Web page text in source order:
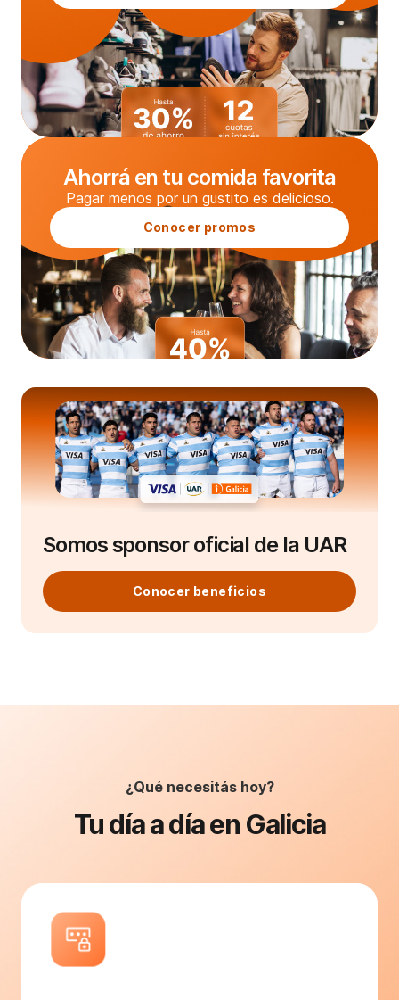
Ahorrá en tu comida favorita
Pagar menos por un gustito es delicioso.
Conocer promos
Somos sponsor oficial de la UAR
Conocer beneficios
¿Qué necesitás hoy?
Tu día a día en Galicia